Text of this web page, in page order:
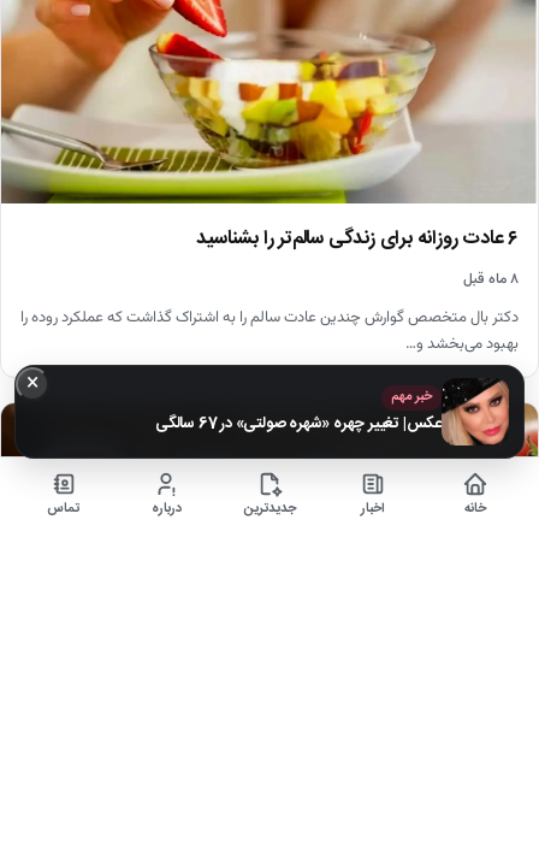
۶ عادت روزانه برای زندگی سالم‌تر را بشناسید
۸ ماه قبل
دکتر بال متخصص گوارش چندین عادت سالم را به اشتراک گذاشت که عملکرد روده را
بهبود می‌بخشد و…
اخبار
× خبر مهم
عکس| تغییر چهره «شهره صولتی» در 67 سالگی
خانه اخبار جدیدترین درباره تماس